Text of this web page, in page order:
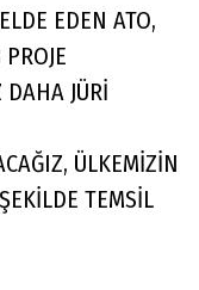
EDEN ATO,
JÜRİ
ÜLKEMİZİN
TEMSİL